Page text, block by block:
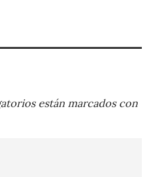
están marcados con